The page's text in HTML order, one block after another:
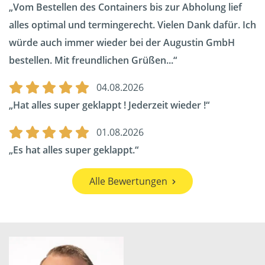
Vom Bestellen des Containers bis zur Abholung lief
alles optimal und termingerecht. Vielen Dank dafür. Ich
würde auch immer wieder bei der Augustin GmbH
bestellen. Mit freundlichen Grüßen...
04.08.2026
Hat alles super geklappt ! Jederzeit wieder !
01.08.2026
Es hat alles super geklappt.
Alle Bewertungen